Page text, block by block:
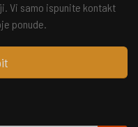
Vi samo ispunite kontakt
ponude.